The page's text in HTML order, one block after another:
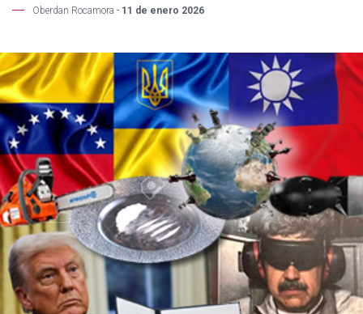
Oberdan Rocamora - 11 de enero 2026